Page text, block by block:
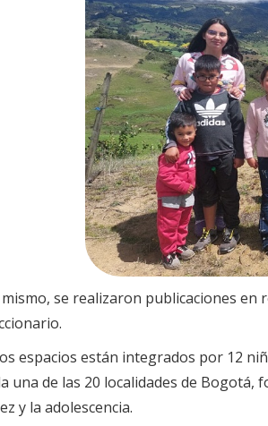
se realizaron publicaciones
espacios están integrados por 12
una de las 20 localidades de
y la adolescencia.